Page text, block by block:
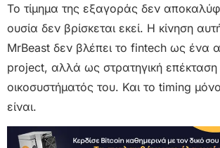
Το τίμημα της εξαγοράς δεν
ουσία δεν βρίσκεται εκεί. Η κίνηση
MrBeast δεν βλέπει το fintech ως ένα
project, αλλά ως στρατηγική επέκταση
οικοσυστήματός του. Και το timing
είναι.